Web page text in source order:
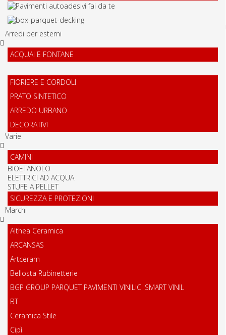
Arredi per esterni
ACQUAI E FONTANE
FIORIERE E CORDOLI
PRATO SINTETICO
ARREDO URBANO
DECORATIVI
Varie
CAMINI
BIOETANOLO
ELETTRICI AD ACQUA
STUFE A PELLET
SICUREZZA E PROTEZIONI
Marchi
Althea Ceramica
ARCANSAS
Artceram
Bellosta Rubinetterie
BGP GROUP PARQUET PAVIMENTI VINILICI SMART VINIL
BT
Ceramica Stile
Cipì